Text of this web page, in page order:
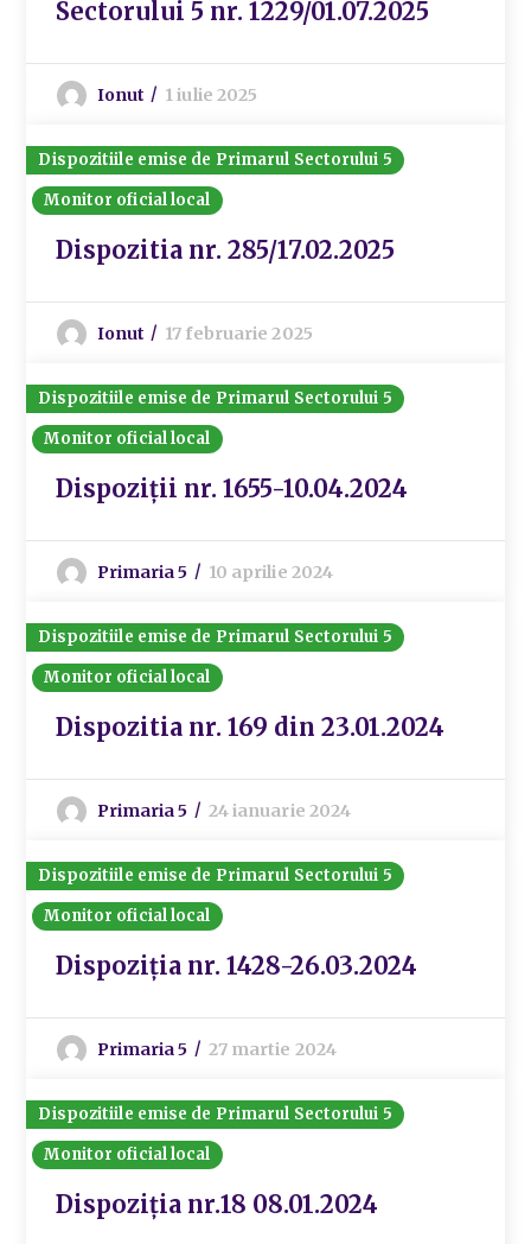
Sectorului 5 nr. 1229/01.07.2025
Ionut 1 iulie 2025
Dispozitiile emise de Primarul Sectorului 5
Monitor oficial local
Dispozitia nr. 285/17.02.2025
Ionut 17 februarie 2025
Dispozitiile emise de Primarul Sectorului 5
Monitor oficial local
Dispoziții nr. 1655-10.04.2024
Primaria 5 10 aprilie 2024
Dispozitiile emise de Primarul Sectorului 5
Monitor oficial local
Dispozitia nr. 169 din 23.01.2024
Primaria 5 24 ianuarie 2024
Dispozitiile emise de Primarul Sectorului 5
Monitor oficial local
Dispoziția nr. 1428-26.03.2024
Primaria 5 27 martie 2024
Dispozitiile emise de Primarul Sectorului 5
Monitor oficial local
Dispoziția nr.18 08.01.2024